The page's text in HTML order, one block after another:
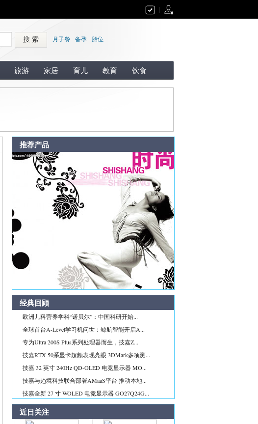
搜 索 月子餐 备孕 胎位
旅游 家居 育儿 教育 饮食
推荐产品
经典回顾
欧洲儿科营养学科“诺贝尔”：中国科研开始...
全球首台A-Level学习机问世：鲸航智能开启A...
专为Ultra 200S Plus系列处理器而生，技嘉Z...
技嘉RTX 50系显卡超频表现亮眼 3DMark多项测...
技嘉 32 英寸 240Hz QD-OLED 电竞显示器 MO...
技嘉与趋境科技联合部署AMaaS平台 推动本地...
技嘉全新 27 寸 WOLED 电竞显示器 GO27Q24G...
近日关注